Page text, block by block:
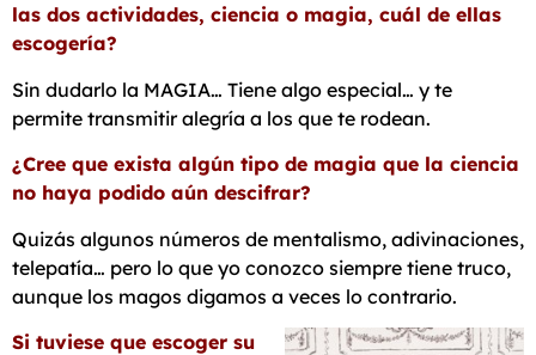
las dos actividades, ciencia o magia, cuál de ellas
escogería?
Sin dudarlo la MAGIA… Tiene algo especial… y te
permite transmitir alegría a los que te rodean.
¿Cree que exista algún tipo de magia que la ciencia
no haya podido aún descifrar?
Quizás algunos números de mentalismo, adivinaciones,
telepatía… pero lo que yo conozco siempre tiene truco,
aunque los magos digamos a veces lo contrario.
Si tuviese que escoger su